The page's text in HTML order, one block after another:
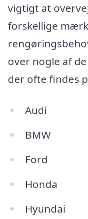
vigtigt at
forskellige
over nogle af
der ofte findes
Audi
BMW
Ford
Honda
Hyundai